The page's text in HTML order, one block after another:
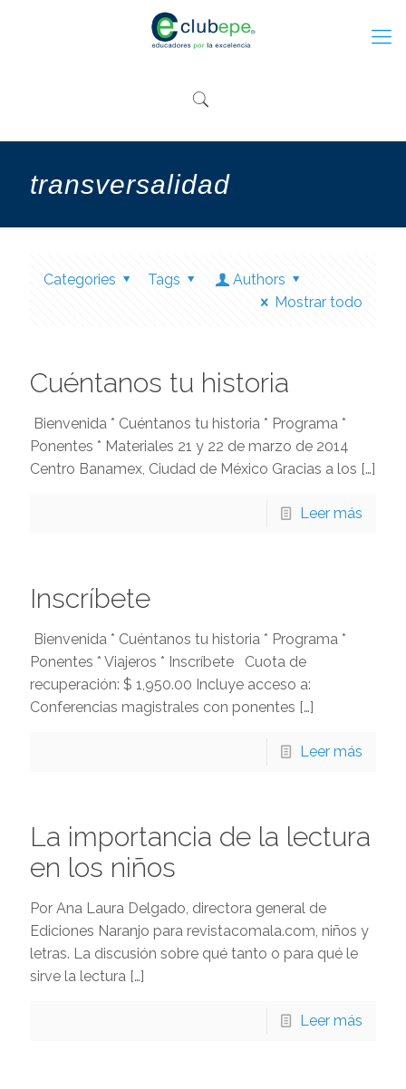
transversalidad
Categories Tags
Authors
Mostrar todo
Cuéntanos tu historia
Bienvenida * Cuéntanos tu historia * Programa *
Ponentes * Materiales 21 y 22 de marzo de 2014
Centro Banamex, Ciudad de México Gracias a los […]
Leer más
Inscríbete
Bienvenida * Cuéntanos tu historia * Programa *
Ponentes * Viajeros * Inscríbete Cuota de
recuperación: $ 1,950.00 Incluye acceso a:
Conferencias magistrales con ponentes […]
Leer más
La importancia de la lectura
en los niños
Por Ana Laura Delgado, directora general de
Ediciones Naranjo para revistacomala.com, niños y
letras. La discusión sobre qué tanto o para qué le
sirve la lectura […]
Leer más